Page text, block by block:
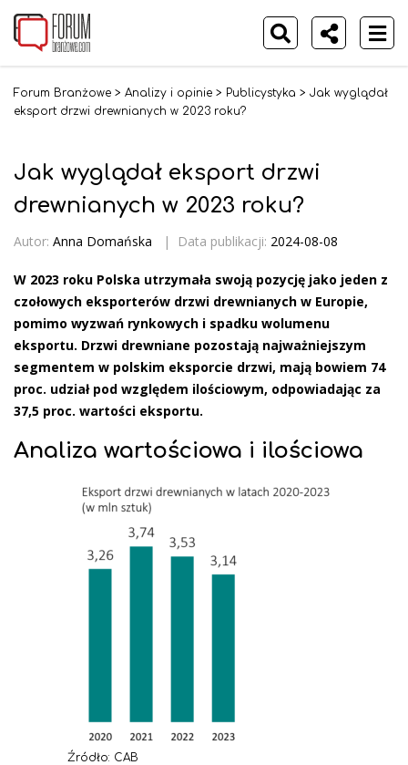
Forum Branżowe > Analizy i opinie > Publicystyka > Jak wyglądał
eksport drzwi drewnianych w 2023 roku?
Jak wyglądał eksport drzwi
drewnianych w 2023 roku?
Autor: Anna Domańska | Data publikacji: 2024-08-08
W 2023 roku Polska utrzymała swoją pozycję jako jeden z
czołowych eksporterów drzwi drewnianych w Europie,
pomimo wyzwań rynkowych i spadku wolumenu
eksportu. Drzwi drewniane pozostają najważniejszym
segmentem w polskim eksporcie drzwi, mają bowiem 74
proc. udział pod względem ilościowym, odpowiadając za
37,5 proc. wartości eksportu.
Analiza wartościowa i ilościowa
Źródło: CAB